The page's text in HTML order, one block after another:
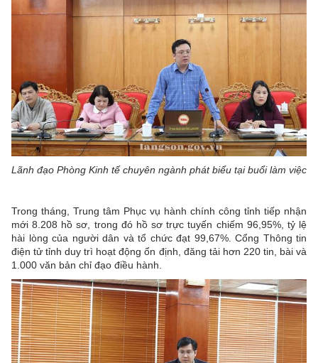
Lãnh đạo Phòng Kinh tế chuyên ngành phát biểu tại buổi làm việc
​Trong tháng, Trung tâm Phục vụ hành chính công tỉnh tiếp nhận
mới 8.208 hồ sơ, trong đó hồ sơ trực tuyến chiếm 96,95%, tỷ lệ
hài lòng của người dân và tổ chức đạt 99,67%. Cổng Thông tin
điện tử tỉnh duy trì hoạt động ổn định, đăng tải hơn 220 tin, bài và
1.000 văn bản chỉ đạo điều hành.